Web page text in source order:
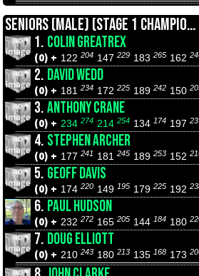
SENIORS (MALE) (STAGE 1 CHAMPIONSHIPS)
1. COLIN GREATREX
(0) + 122 204 147 229 183 265 162
2. DAVID WEDD
(0) + 181 234 172 225 189 242 150
3.ANTHONY CRANE
(0) + 234 274 214 254 134 174 197
4. STEPHEN ARCHER
(0) + 177 241 181 245 189 253 152
5. GEOFF DAVIS
(0) + 174 220 149 195 179 225 192
6. PAUL HUDSON
(0) + 232 272 165 205 144 184 180
7. DOUG ELLIOTT
(0) + 210 243 180 213 135 168 173